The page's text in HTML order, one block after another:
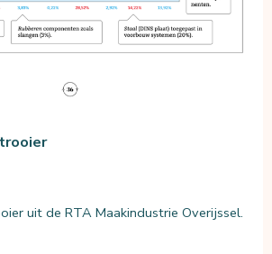
uit de RTA Maakindustrie Overijssel.